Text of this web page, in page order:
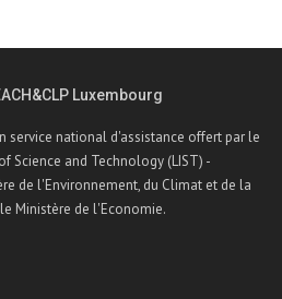
Luxembourg
service national d'assistance offert par le
Science and Technology (LIST) -
de l'Environnement, du Climat et de la
Ministère de l'Economie.